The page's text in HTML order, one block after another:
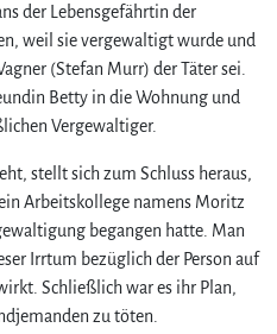
o
t
a
l
s
B
l
o
der Lebensgefährtin der
weil sie vergewaltigt wurde und
(Stefan Murr) der Täter sei.
Betty in die Wohnung und
Vergewaltiger.
stellt sich zum Schluss heraus,
Arbeitskollege namens Moritz
begangen hatte. Man
Irrtum bezüglich der Person auf
Schließlich war es ihr Plan,
zu töten.